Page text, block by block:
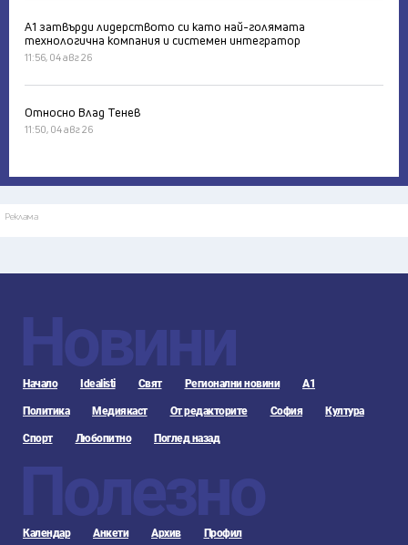
А1 затвърди лидерството си като най-голямата
технологична компания и системен интегратор
11:56, 04 авг 26
Относно Влад Тенев
11:50, 04 авг 26
Реклама
Новини
Начало Idealisti Свят Регионални новини А1
Политика Медиякаст От редакторите София Култура
Спорт Любопитно Поглед назад
Полезно
Календар Анкети Архив Профил